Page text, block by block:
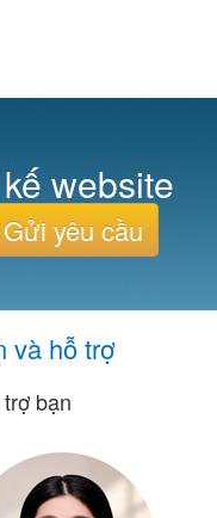
website
Gửi yêu cầu
và hỗ trợ
bạn